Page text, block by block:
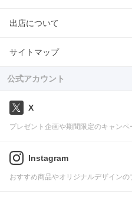
出店について
サイトマップ
公式アカウント
X
プレゼント企画や期間限定のキャンペ
Instagram
おすすめ商品やオリジナルデザイン